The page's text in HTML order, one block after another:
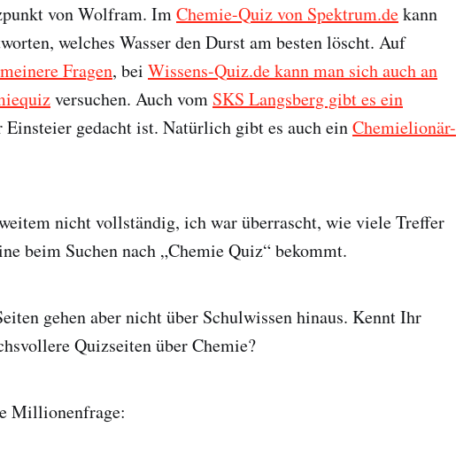
von Wolfram. ImChemie-Quiz von Spektrum.dekann
welches Wasser den Durst am besten löscht. Auf
Fragen, bei Wissens-Quiz.de kann man sich auch an
versuchen. Auch vom SKS Langsberg gibt es ein
Einsteier gedacht ist. Natürlich gibt es auch einChemielionär-
nicht vollständig, ich war überrascht, wie viele Treffer
beim Suchen nach „Chemie Quiz“ bekommt.
gehen aber nicht über Schulwissen hinaus. Kennt Ihr
Quizseiten über Chemie?
Millionenfrage: